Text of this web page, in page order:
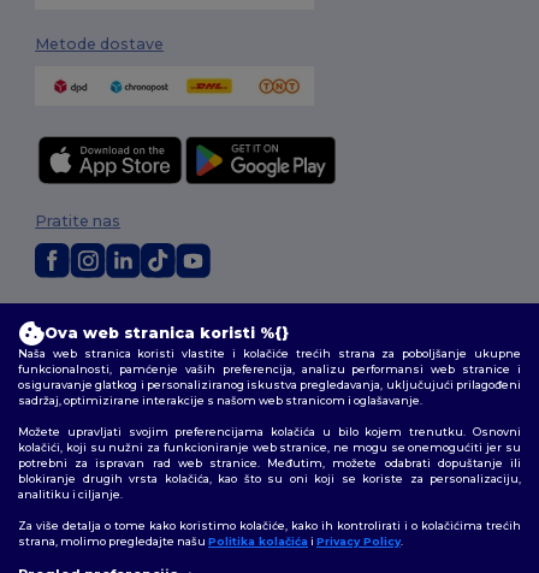
Metode dostave
Uvjeti i odredbe|Pravila o privatnosti|
Pratite nas
Ova web stranica koristi %{}
Naša web stranica koristi vlastite i kolačiće trećih strana za poboljšanje ukupne
funkcionalnosti, pamćenje vaših preferencija, analizu performansi web stranice i
osiguravanje glatkog i personaliziranog iskustva pregledavanja, uključujući prilagođeni
sadržaj, optimizirane interakcije s našom web stranicom i oglašavanje.
Možete upravljati svojim preferencijama kolačića u bilo kojem trenutku. Osnovni
kolačići, koji su nužni za funkcioniranje web stranice, ne mogu se onemogućiti jer su
potrebni za ispravan rad web stranice. Međutim, možete odabrati dopuštanje ili
blokiranje drugih vrsta kolačića, kao što su oni koji se koriste za personalizaciju,
analitiku i ciljanje.
Za više detalja o tome kako koristimo kolačiće, kako ih kontrolirati i o kolačićima trećih
strana, molimo pregledajte našu Politika kolačića i Privacy Policy.